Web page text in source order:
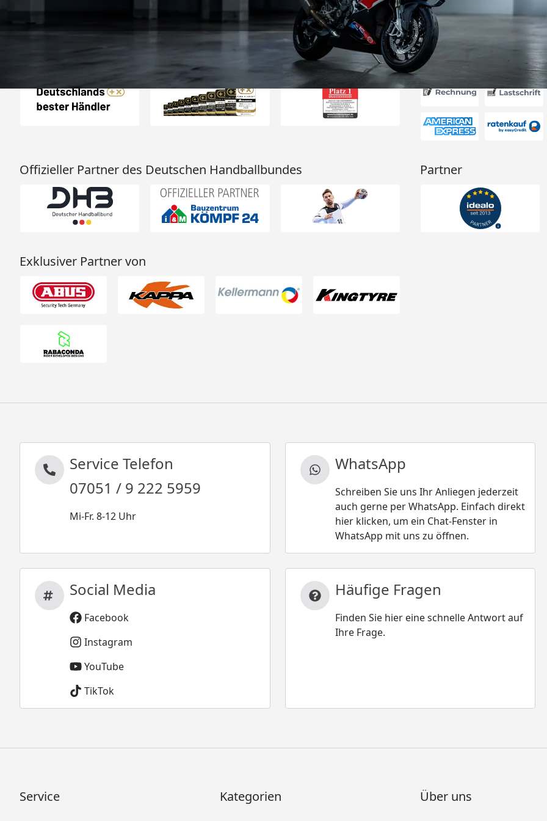
Auszeichnungen Akzeptierte
Offizieller Partner des Deutschen Handballbundes Partner
Exklusiver Partner von
Service Telefon
07051 / 9 222 5959
Mi-Fr. 8-12 Uhr
WhatsApp
Schreiben Sie uns Ihr Anliegen jederzeit
auch gerne per WhatsApp. Einfach direkt
hier klicken, um ein Chat-Fenster in
WhatsApp mit uns zu öffnen.
Social Media
Facebook
Instagram
YouTube
TikTok
Häufige Fragen
Finden Sie hier eine schnelle Antwort auf
Ihre Frage.
Service Kategorien Über uns